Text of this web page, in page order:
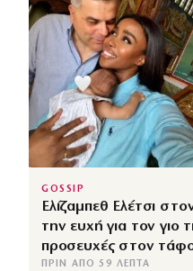
GOSSIP
Ελίζαμπεθ Ελέτσι
την ευχή για τον γιο
προσευχές στον
ΠΡΙΝ ΑΠΌ 59 ΛΕΠΤΆ